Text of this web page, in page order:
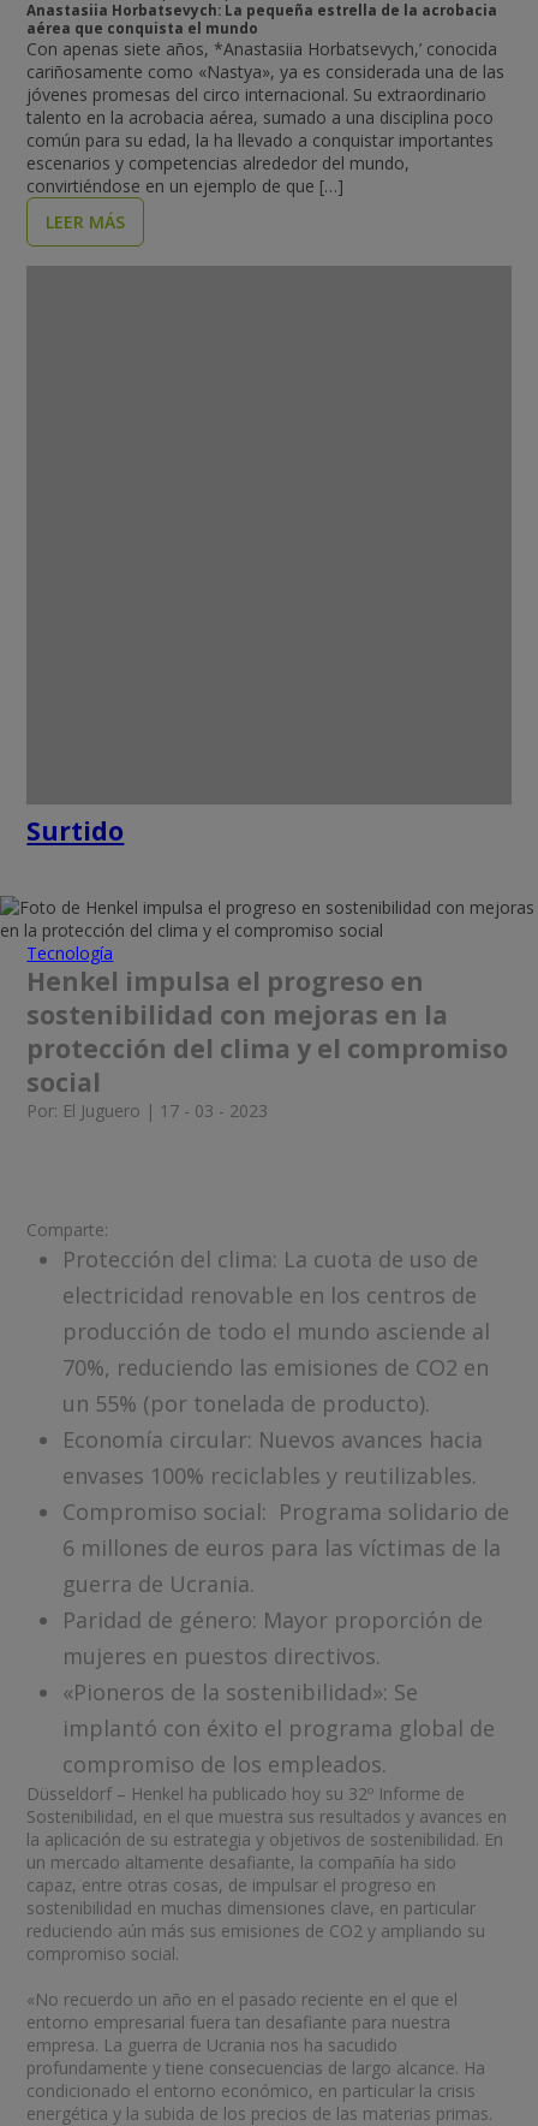
Anastasiia Horbatsevych: La pequeña estrella de la acrobacia
aérea que conquista el mundo
Con apenas siete años, *Anastasiia Horbatsevych,’ conocida
cariñosamente como «Nastya», ya es considerada una de las
jóvenes promesas del circo internacional. Su extraordinario
talento en la acrobacia aérea, sumado a una disciplina poco
común para su edad, la ha llevado a conquistar importantes
escenarios y competencias alrededor del mundo,
convirtiéndose en un ejemplo de que […]
LEER MÁS
Surtido
Tecnología
Henkel impulsa el progreso en
sostenibilidad con mejoras en la
protección del clima y el compromiso
social
Por: El Juguero | 17 - 03 - 2023
Comparte:
Protección del clima: La cuota de uso de
electricidad renovable en los centros de
producción de todo el mundo asciende al
70%, reduciendo las emisiones de CO2 en
un 55% (por tonelada de producto).
Economía circular: Nuevos avances hacia
envases 100% reciclables y reutilizables.
Compromiso social: Programa solidario de
6 millones de euros para las víctimas de la
guerra de Ucrania.
Paridad de género: Mayor proporción de
mujeres en puestos directivos.
«Pioneros de la sostenibilidad»: Se
implantó con éxito el programa global de
compromiso de los empleados.
Düsseldorf – Henkel ha publicado hoy su 32º Informe de
Sostenibilidad, en el que muestra sus resultados y avances en
la aplicación de su estrategia y objetivos de sostenibilidad. En
un mercado altamente desafiante, la compañía ha sido
capaz, entre otras cosas, de impulsar el progreso en
sostenibilidad en muchas dimensiones clave, en particular
reduciendo aún más sus emisiones de CO2 y ampliando su
compromiso social.
«No recuerdo un año en el pasado reciente en el que el
entorno empresarial fuera tan desafiante para nuestra
empresa. La guerra de Ucrania nos ha sacudido
profundamente y tiene consecuencias de largo alcance. Ha
condicionado el entorno económico, en particular la crisis
energética y la subida de los precios de las materias primas.